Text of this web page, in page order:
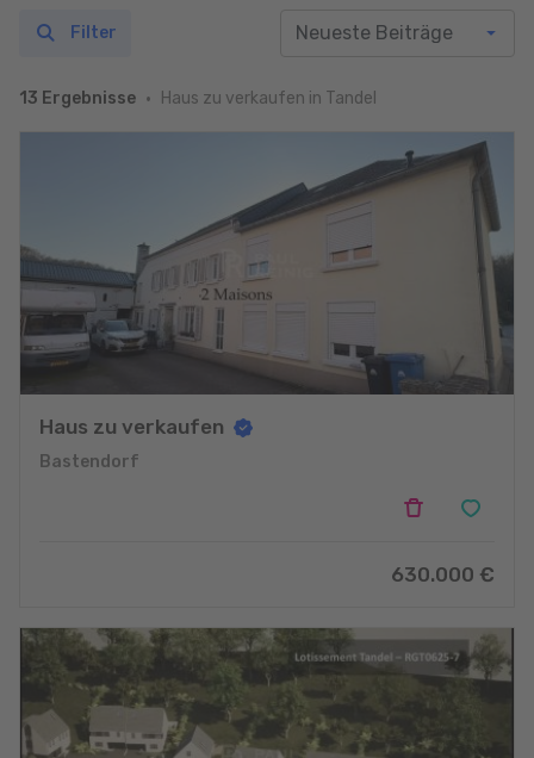
13 Ergebnisse Haus zu verkaufen in Tandel
Filter
Haus zu verkaufen
Bastendorf
630.000 €